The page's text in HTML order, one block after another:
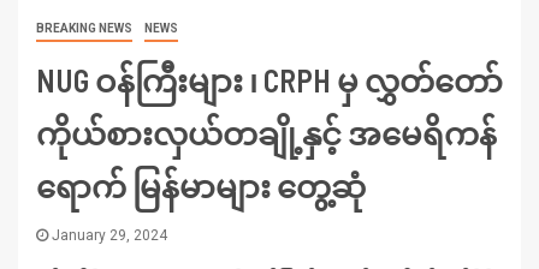
BREAKING NEWS NEWS
NUG ဝန်ကြီးများ ၊ CRPH မှ လွှတ်တော်
ကိုယ်စားလှယ်တချို့နှင့် အမေရိကန်
ရောက် မြန်မာများ တွေ့ဆုံ
January 29, 2024